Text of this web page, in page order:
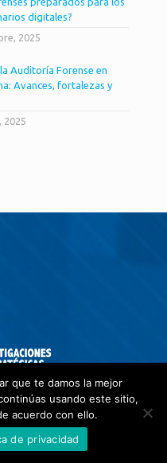
digitales?
2025
Auditoría Forense en
Avances, fortalezas y
2025
8052651
que te damos la mejor
usando este sitio,
acuerdo con ello.
de privacidad